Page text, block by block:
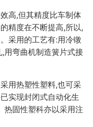
高,但其精度比车制体
精度在不断提高,所以,
采用的工艺有:用冷镦
用弯曲机制造簧片式接
用热塑性塑料,也可采
实现封闭式自动化生
热固性塑科亦以采用注